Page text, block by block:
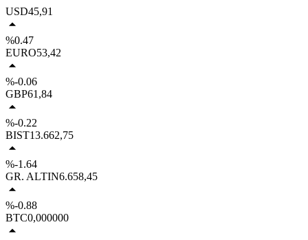
USD45,91
%0.47
EURO53,42
%-0.06
GBP61,84
%-0.22
BIST13.662,75
%-1.64
GR. ALTIN6.658,45
%-0.88
BTC0,000000